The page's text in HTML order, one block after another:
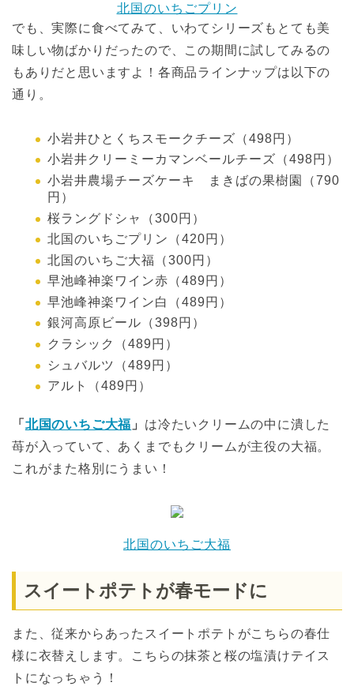
北国のいちごプリン
でも、実際に食べてみて、いわてシリーズもとても美
味しい物ばかりだったので、この期間に試してみるの
もありだと思いますよ！各商品ラインナップは以下の
通り。
小岩井ひとくちスモークチーズ（498円）
小岩井クリーミーカマンベールチーズ（498円）
小岩井農場チーズケーキ まきばの果樹園（790
円）
桜ラングドシャ（300円）
北国のいちごプリン（420円）
北国のいちご大福（300円）
早池峰神楽ワイン赤（489円）
早池峰神楽ワイン白（489円）
銀河高原ビール（398円）
クラシック（489円）
シュバルツ（489円）
アルト（489円）
「 北国のいちご大福 」 は冷たいクリームの中に潰した
苺が入っていて、あくまでもクリームが主役の大福。
これがまた格別にうまい！
北国のいちご大福
スイートポテトが春モードに
また、従来からあったスイートポテトがこちらの春仕
様に衣替えします。こちらの抹茶と桜の塩漬けテイス
トになっちゃう！